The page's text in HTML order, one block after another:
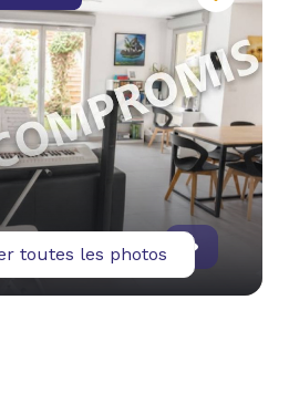
toutes les photos